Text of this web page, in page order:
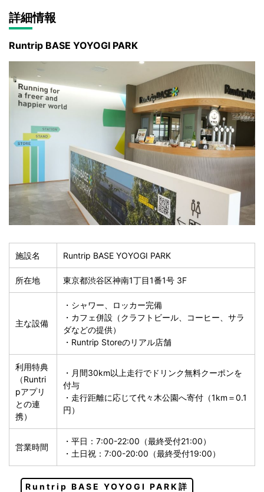
詳細情報
Runtrip BASE YOYOGI PARK
施設名 Runtrip BASE YOYOGI PARK
所在地 東京都渋谷区神南1丁目1番1号 3F
主な設備
・シャワー、ロッカー完備
・カフェ併設（クラフトビール、コーヒー、サラ
ダなどの提供）
・Runtrip Storeのリアル店舗
利用特典
（Runtri
pアプリ
との連
携）
・月間30km以上走行でドリンク無料クーポンを
付与
・走行距離に応じて代々木公園へ寄付（1km＝0.1
円）
営業時間
・平日：7:00-22:00（最終受付21:00）
・土日祝：7:00-20:00（最終受付19:00）
Runtrip BASE YOYOGI PARK詳